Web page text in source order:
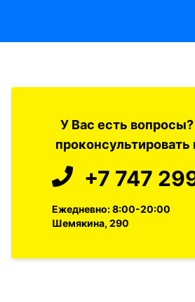
У Вас есть
проконсультировать
+7 747
Ежедневно: 8:00-20:00
Шемякина, 290